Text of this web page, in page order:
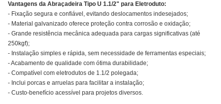
Vantagens da Abraçadeira Tipo U 1.1/2" para Eletroduto:
- Fixação segura e confiável, evitando deslocamentos indesejados;
- Material galvanizado oferece proteção contra corrosão e oxidação;
- Grande resistência mecânica adequada para cargas significativas (até
250kgf);
- Instalação simples e rápida, sem necessidade de ferramentas especiais;
- Acabamento de qualidade com ótima durabilidade;
- Compatível com eletrodutos de 1.1/2 polegada;
- Inclui porcas e arruelas para facilitar a instalação;
- Custo-benefício acessível para projetos diversos.